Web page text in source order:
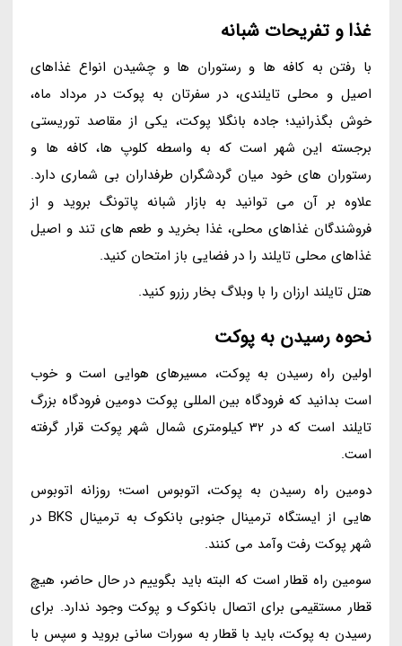
غذا و تفریحات شبانه
با رفتن به کافه ها و رستوران ها و چشیدن انواع غذاهای
اصیل و محلی تایلندی، در سفرتان به پوکت در مرداد ماه،
خوش بگذرانید؛ جاده بانگلا پوکت، یکی از مقاصد توریستی
برجسته این شهر است که به واسطه کلوپ ها، کافه ها و
رستوران های خود میان گردشگران طرفداران بی شماری دارد.
علاوه بر آن می توانید به بازار شبانه پاتونگ بروید و از
فروشندگان غذاهای محلی، غذا بخرید و طعم های تند و اصیل
غذاهای محلی تایلند را در فضایی باز امتحان کنید.
هتل تایلند ارزان را با وبلاگ بخار رزرو کنید.
نحوه رسیدن به پوکت
اولین راه رسیدن به پوکت، مسیرهای هوایی است و خوب
است بدانید که فرودگاه بین المللی پوکت دومین فرودگاه بزرگ
تایلند است که در 32 کیلومتری شمال شهر پوکت قرار گرفته
است.
دومین راه رسیدن به پوکت، اتوبوس است؛ روزانه اتوبوس
هایی از ایستگاه ترمینال جنوبی بانکوک به ترمینال BKS در
شهر پوکت رفت وآمد می کنند.
سومین راه قطار است که البته باید بگوییم در حال حاضر، هیچ
قطار مستقیمی برای اتصال بانکوک و پوکت وجود ندارد. برای
رسیدن به پوکت، باید با قطار به سورات سانی بروید و سپس با